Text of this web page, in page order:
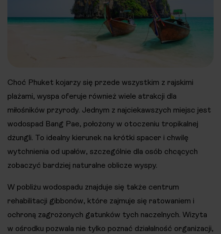
Choć Phuket kojarzy się przede wszystkim z rajskimi
plażami, wyspa oferuje również wiele atrakcji dla
miłośników przyrody. Jednym z najciekawszych miejsc jest
wodospad Bang Pae, położony w otoczeniu tropikalnej
dżungli. To idealny kierunek na krótki spacer i chwilę
wytchnienia od upałów, szczególnie dla osób chcących
zobaczyć bardziej naturalne oblicze wyspy.
W pobliżu wodospadu znajduje się także centrum
rehabilitacji gibbonów, które zajmuje się ratowaniem i
ochroną zagrożonych gatunków tych naczelnych. Wizyta
w ośrodku pozwala nie tylko poznać działalność organizacji,